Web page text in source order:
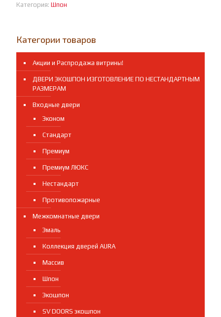
Дуэт-2
дуб.
Категория: Шпон
Категории товаров
Акции и Распродажа витрины!
ДВЕРИ ЭКОШПОН ИЗГОТОВЛЕНИЕ ПО НЕСТАНДАРТНЫМ
РАЗМЕРАМ
Входные двери
Эконом
Стандарт
Премиум
Премиум ЛЮКС
Нестандарт
Противопожарные
Межкомнатные двери
Эмаль
Коллекция дверей AURA
Массив
Шпон
Экошпон
SV DOORS экошпон